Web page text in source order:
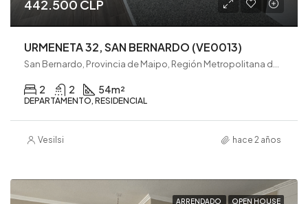
442.500 CLP
URMENETA 32, SAN BERNARDO (VE0013)
2 2 54m²
DEPARTAMENTO, RESIDENCIAL
Vesilsi hace 2 años
ARRENDADO OPEN HOUSE